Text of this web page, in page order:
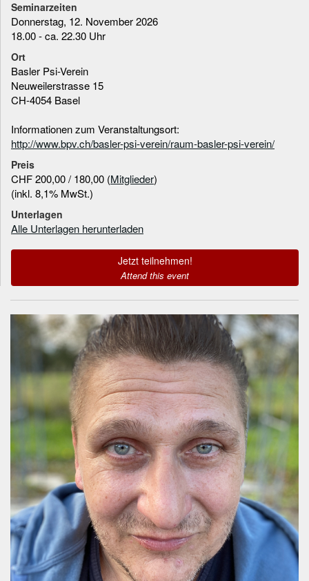
Seminarzeiten
Donnerstag, 12. November 2026
18.00 - ca. 22.30 Uhr
Ort
Basler Psi-Verein
Neuweilerstrasse 15
CH-4054 Basel
Informationen zum Veranstaltungsort:
http://www.bpv.ch/basler-psi-verein/raum-basler-psi-verein/
Preis
CHF 200,00 / 180,00 (Mitglieder)
(inkl. 8,1% MwSt.)
Unterlagen
Alle Unterlagen herunterladen
Jetzt teilnehmen!
Attend this event
Informationen zum
Referenten